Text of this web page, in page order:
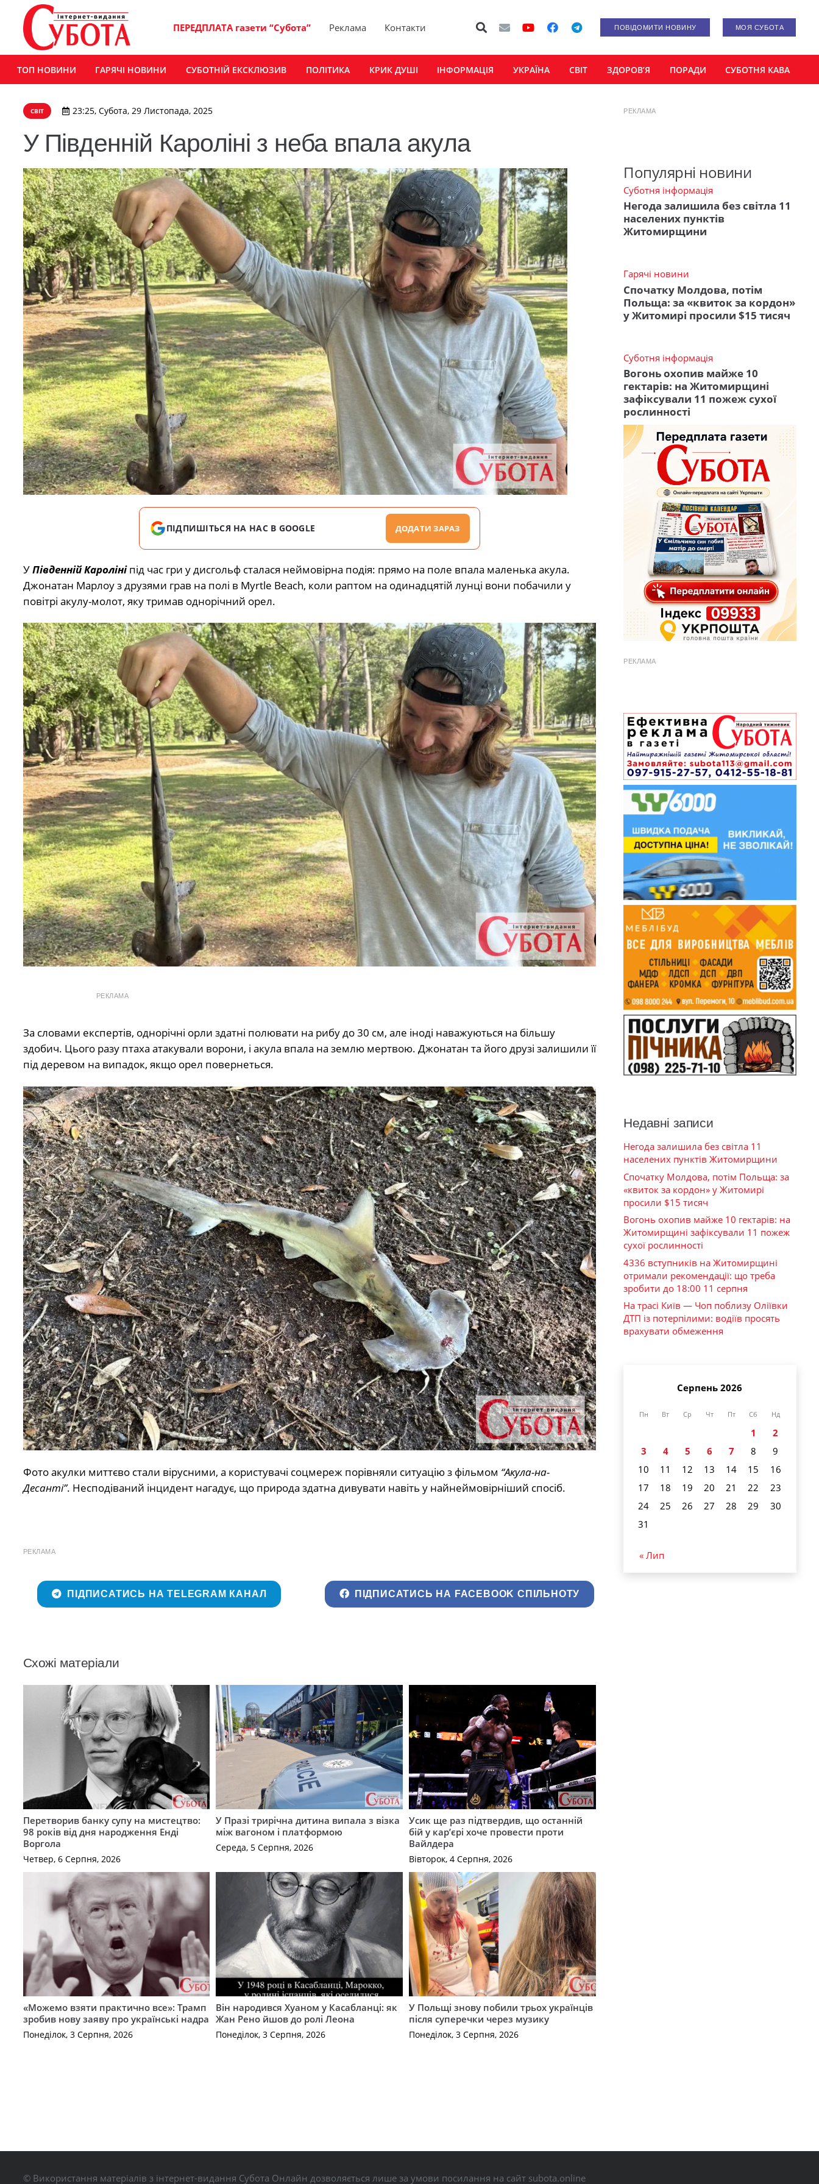
ПЕРЕДПЛАТА газети “Субота” Реклама Контакти ПОВІДОМИТИ НОВИНУ МОЯ СУБОТА
ТОП НОВИНИ ГАРЯЧІ НОВИНИ СУБОТНІЙ ЕКСКЛЮЗИВ ПОЛІТИКА КРИК ДУШІ ІНФОРМАЦІЯ УКРАЇНА СВІТ ЗДОРОВ’Я ПОРАДИ СУБОТНЯ КАВА
СВІТ 23:25, Субота, 29 Листопада, 2025
У Південній Кароліні з неба впала акула
ПІДПИШІТЬСЯ НА НАС В GOOGLE ДОДАТИ ЗАРАЗ
УПівденній Каролініпід час гри у дисгольф сталася неймовірна подія: прямо на поле впала маленька акула.
Джонатан Марлоу з друзями грав на полі в Myrtle Beach, коли раптом на одинадцятій лунці вони побачили у
повітрі акулу-молот, яку тримав однорічний орел.
РЕКЛАМА
За словами експертів, однорічні орли здатні полювати на рибу до 30 см, але іноді наважуються на більшу
здобич. Цього разу птаха атакували ворони, і акула впала на землю мертвою. Джонатан та його друзі залишили її
під деревом на випадок, якщо орел повернеться.
Фото акулки миттєво стали вірусними, а користувачі соцмереж порівняли ситуацію з фільмом “Акула-на-
Десанті”. Несподіваний інцидент нагадує, що природа здатна дивувати навіть у найнеймовірніший спосіб.
РЕКЛАМА
ПІДПИСАТИСЬ НА TELEGRAM КАНАЛ ПІДПИСАТИСЬ НА FACEBOOK СПІЛЬНОТУ
Схожі матеріали
Перетворив банку супу на мистецтво:
98 років від дня народження Енді
Воргола
Четвер, 6 Серпня, 2026
У Празі трирічна дитина випала з візка
між вагоном і платформою
Середа, 5 Серпня, 2026
Усик ще раз підтвердив, що останній
бій у кар’єрі хоче провести проти
Вайлдера
Вівторок, 4 Серпня, 2026
«Можемо взяти практично все»: Трамп
зробив нову заяву про українські надра
Понеділок, 3 Серпня, 2026
Він народився Хуаном у Касабланці: як
Жан Рено йшов до ролі Леона
Понеділок, 3 Серпня, 2026
У Польщі знову побили трьох українців
після суперечки через музику
Понеділок, 3 Серпня, 2026
РЕКЛАМА
Популярні новини
Суботня інформація
Негода залишила без світла 11
населених пунктів
Житомирщини
Гарячі новини
Спочатку Молдова, потім
Польща: за «квиток за кордон»
у Житомирі просили $15 тисяч
Суботня інформація
Вогонь охопив майже 10
гектарів: на Житомирщині
зафіксували 11 пожеж сухої
рослинності
РЕКЛАМА
Недавні записи
Негода залишила без світла 11
населених пунктів Житомирщини
Спочатку Молдова, потім Польща: за
«квиток за кордон» у Житомирі
просили $15 тисяч
Вогонь охопив майже 10 гектарів: на
Житомирщині зафіксували 11 пожеж
сухої рослинності
4336 вступників на Житомирщині
отримали рекомендації: що треба
зробити до 18:00 11 серпня
На трасі Київ — Чоп поблизу Оліївки
ДТП із потерпілими: водіїв просять
врахувати обмеження
Серпень 2026
Пн Вт Ср Чт Пт Сб Нд
1
2
3
4 5 6 7 8
9
10
11 12 13 14 15
16
17
18 19 20 21 22
23
24
25 26 27 28 29
30
31
« Лип
© Використання матеріалів з інтернет-видання Субота Онлайн дозволяється лише за умови посилання на сайт subota.online